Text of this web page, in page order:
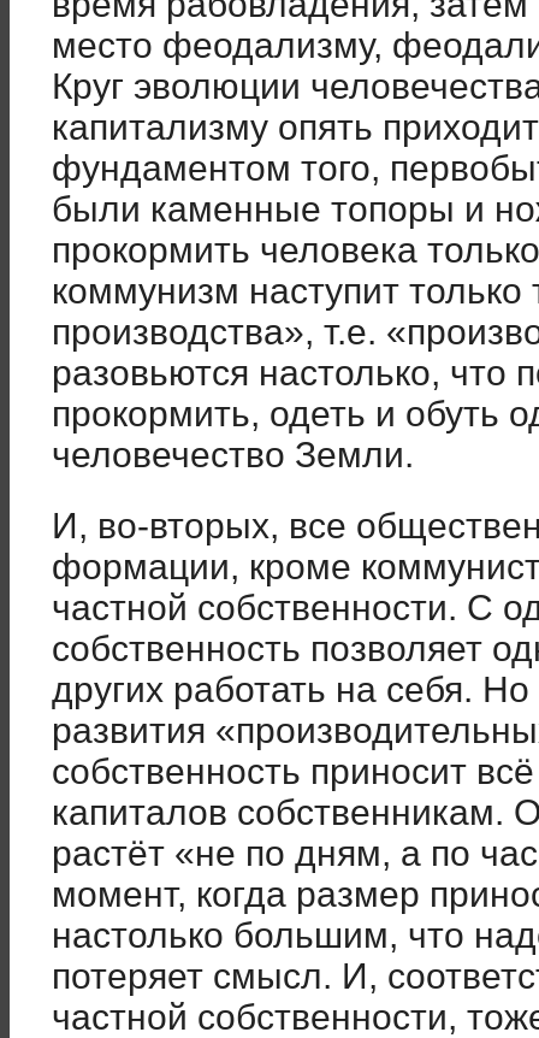
место феодализму,
Круг эволюции
капитализму опять
фундаментом того,
были каменные топоры и
прокормить человека
коммунизм наступит только
производства», т.е.
разовьются настолько, что
прокормить, одеть и обуть
человечество Земли.
И, во-вторых, все
формации, кроме
частной собственности. С
собственность позволяет
других работать на себя.
развития
собственность приносит
капиталов собственникам.
растёт «не по дням, а по
момент, когда размер
настолько большим, что
потеряет смысл. И,
частной собственности,